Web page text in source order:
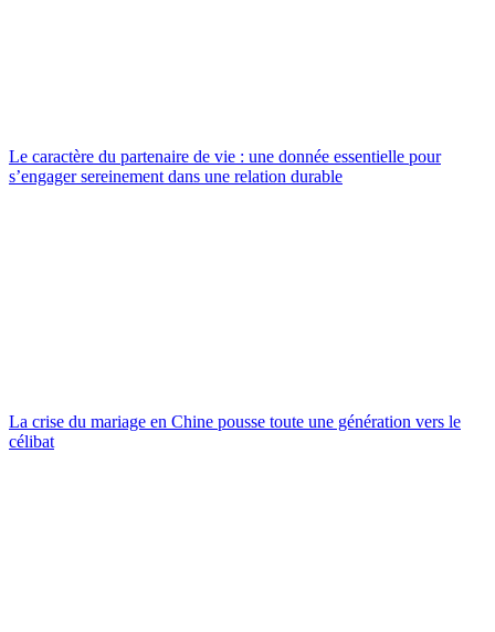
Le caractère du partenaire de vie : une donnée essentielle pour
s’engager sereinement dans une relation durable
La crise du mariage en Chine pousse toute une génération vers le
célibat